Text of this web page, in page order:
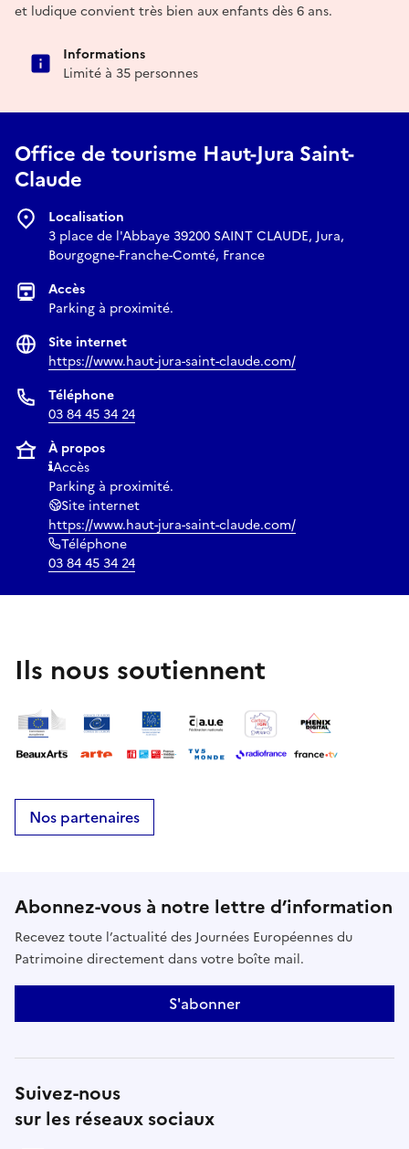
et ludique convient très bien aux enfants dès 6 ans.
Informations
Limité à 35 personnes
Office de tourisme Haut-Jura Saint-
Claude
Localisation
3 place de l'Abbaye 39200 SAINT CLAUDE, Jura,
Bourgogne-Franche-Comté, France
Accès
Parking à proximité.
Site internet
https://www.haut-jura-saint-claude.com/
Téléphone
03 84 45 34 24
À propos
Accès
Parking à proximité.
Site internet
https://www.haut-jura-saint-claude.com/
Téléphone
03 84 45 34 24
Ils nous soutiennent
Nos partenaires
Abonnez-vous à notre lettre d’information
Recevez toute l’actualité des Journées Européennes du
Patrimoine directement dans votre boîte mail.
S'abonner
Suivez-nous
sur les réseaux sociaux